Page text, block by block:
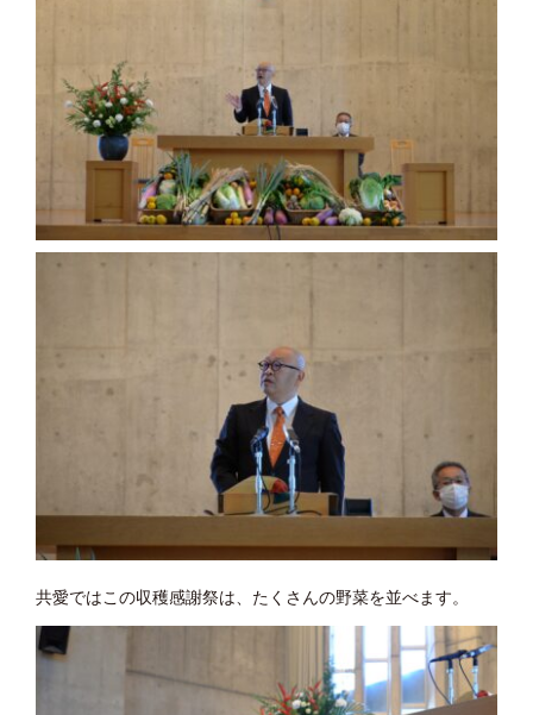
共愛ではこの収穫感謝祭は、たくさんの野菜を並べます。